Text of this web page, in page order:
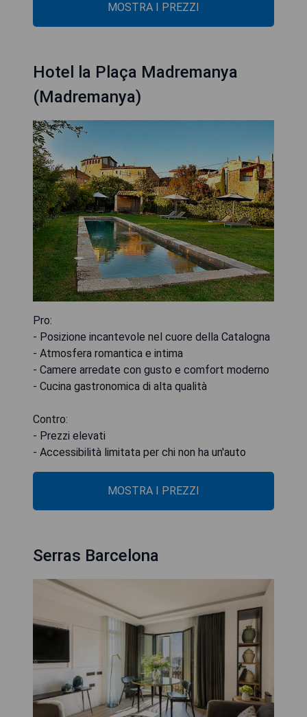
MOSTRA I PREZZI
Hotel la Plaça Madremanya
(Madremanya)
Pro:
- Posizione incantevole nel cuore della Catalogna
- Atmosfera romantica e intima
- Camere arredate con gusto e comfort moderno
- Cucina gastronomica di alta qualità
Contro:
- Prezzi elevati
- Accessibilità limitata per chi non ha un'auto
MOSTRA I PREZZI
Serras Barcelona